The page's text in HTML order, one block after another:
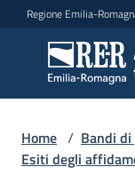
Vai al contenuto
Vai alla navigazione
Vai al footer
Regione Emilia-
Sottosezioni
Home / Bandi
Esiti degli